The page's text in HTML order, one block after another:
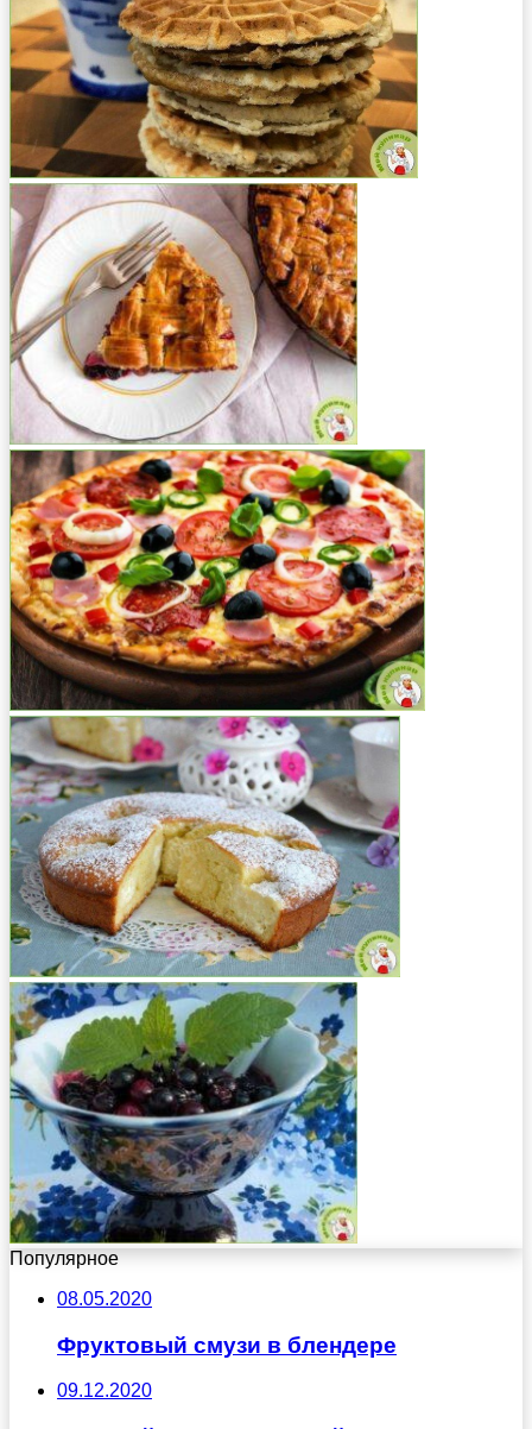
Популярное
08.05.2020
Фруктовый смузи в блендере
09.12.2020